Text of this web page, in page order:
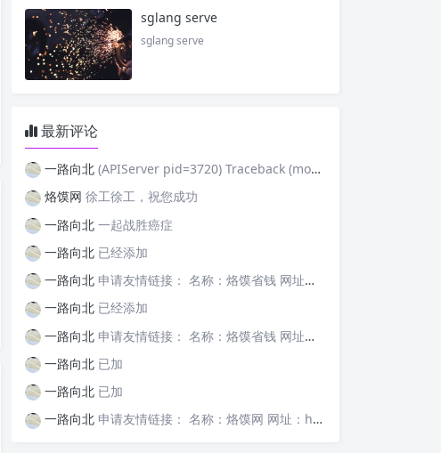
sglang serve
sglang serve
最新评论
一路向北 (APIServer pid=3720) Traceback (most recent
烙馍网 徐工徐工，祝您成功
一路向北 一起战胜癌症
一路向北 已经添加
一路向北 申请友情链接： 名称：烙馍省钱 网址：https://tb-m.luomor.com/ 已添加文心AIGC
一路向北 已经添加
一路向北 申请友情链接： 名称：烙馍省钱 网址：https://tb-m.luomor.com/ 已添加烙馍网
一路向北 已加
一路向北 已加
一路向北 申请友情链接： 名称：烙馍网 网址：https://www.luomor.com/ 已添加文心AIGC